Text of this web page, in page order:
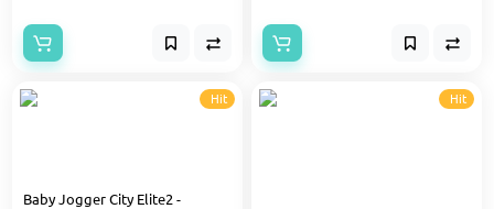
Hit
Baby Jogger City Elite2 -
Hit